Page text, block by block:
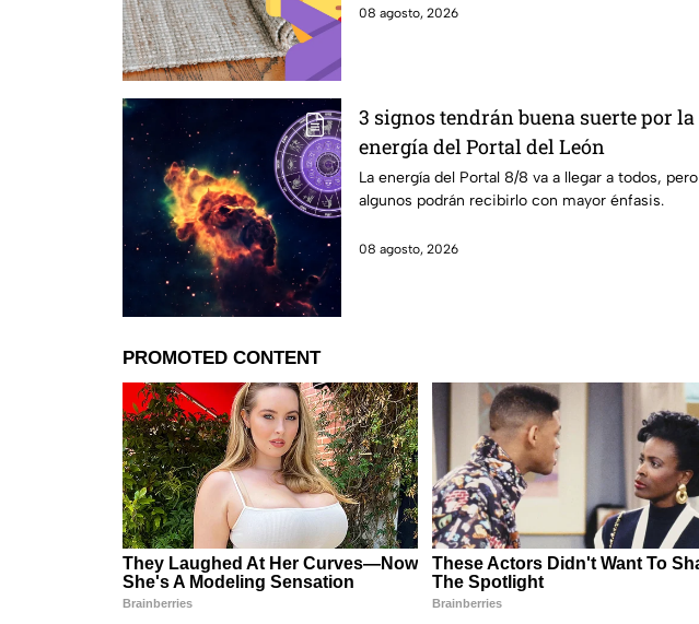
08 agosto, 2026
3 signos tendrán buena suerte por la
energía del Portal del León
La energía del Portal 8/8 va a llegar a todos, pero
algunos podrán recibirlo con mayor énfasis.
08 agosto, 2026